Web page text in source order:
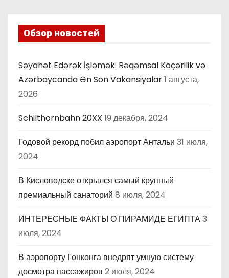
Обзор новостей
Səyahət Edərək İşləmək: Rəqəmsal Köçərilik və
Azərbaycanda Ən Son Vakansiyalar1 августа,
2026
Schilthornbahn 20XX 19 декабря, 2024
Годовой рекорд побил аэропорт Антальи 31 июля,
2024
В Кисловодске открылся самый крупный
премиальный санаторий 8 июля, 2024
ИНТЕРЕСНЫЕ ФАКТЫ О ПИРАМИДЕ ЕГИПТА3
июля, 2024
В аэропорту Гонконга внедрят умную систему
досмотра пассажиров 2 июля, 2024